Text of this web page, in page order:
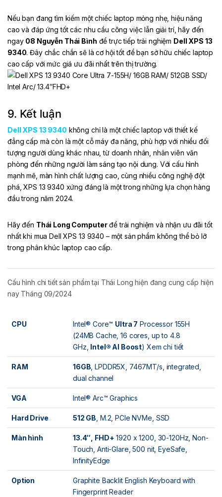
Nếu bạn đang tìm kiếm một chiếc laptop mỏng nhẹ, hiệu năng
cao và đáp ứng tốt các nhu cầu công việc lẫn giải trí, hãy đến
ngay 08 Nguyễn Thái Bình để trực tiếp trải nghiệm Dell XPS 13
9340. Đây chắc chắn sẽ là cơ hội tốt để bạn sở hữu chiếc laptop
cao cấp với mức giá ưu đãi nhất trên thị trường.
9. Kết luận
Dell XPS 13 9340 không chỉ là một chiếc laptop với thiết kế
đẳng cấp mà còn là một cỗ máy đa năng, phù hợp với nhiều đối
tượng người dùng khác nhau, từ doanh nhân, nhân viên văn
phòng đến những người làm sáng tạo nội dung. Với cấu hình
mạnh mẽ, màn hình chất lượng cao, cùng nhiều công nghệ đột
phá, XPS 13 9340 xứng đáng là một trong những lựa chọn hàng
đầu trong năm 2024.
Hãy đến Thái Long Computerđể trải nghiệm và nhận ưu đãi tốt
nhất khi mua Dell XPS 13 9340 – một sản phẩm không thể bỏ lỡ
trong phân khúc laptop cao cấp.
Cấu hình chi tiết sản phẩm tại Thái Long hiện đang cung cấp hiện
nay Tháng 09/2024
CPU Intel® Core™ Ultra 7 Processor 155H
(24MB Cache, 16 cores, up to 4.8
GHz, Intel® AI Boost) Xem chi tiết
RAM 16GB , LPDDR5X, 7467MT/s, integrated,
dual channel
VGA Intel® Arc™ Graphics
Hard Drive 512 GB , M.2, PCIe NVMe, SSD
Màn hình 13.4″, FHD+ 1920 x 1200, 30-120Hz, Non-
Touch, Anti-Glare, 500 nit, EyeSafe,
InfinityEdge
Option
Graphite Backlit English Keyboard with
Fingerprint Reader